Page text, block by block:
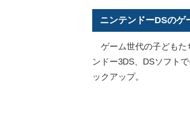
ニンテンドーDSのゲ
ゲーム世代の子どもた
ンドー3DS、DSソフト
ックアップ。